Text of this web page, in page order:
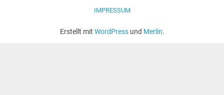
IMPRESSUM
Erstellt mit WordPressund Merlin.